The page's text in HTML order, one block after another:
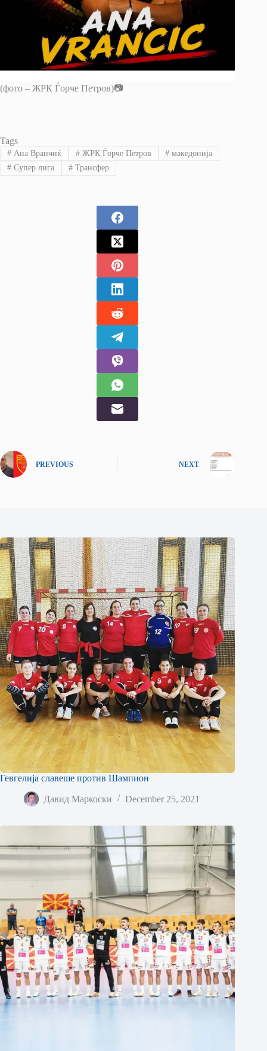
(фото – ЖРК Ѓорче Петров)📷
Tags
#Ана Вранчиќ #ЖРК Ѓорче Петров # македонија
#Супер лига #Трансфер
PREVIOUS NEXT
Гевгелија славеше против Шампион
Давид Маркоски December 25, 2021